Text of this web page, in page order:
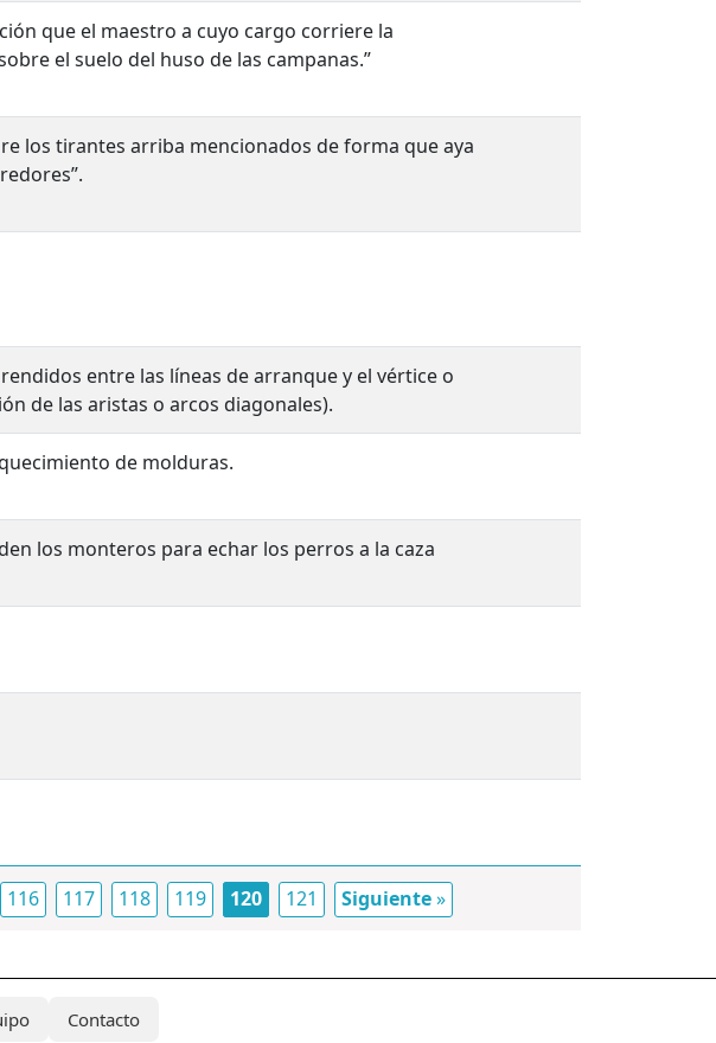
que el maestro a cuyo cargo corriere la
el suelo del huso de las campanas.”
los tirantes arriba mencionados de forma que aya
entre las líneas de arranque y el vértice o
de las aristas o arcos diagonales).
de molduras.
los monteros para echar los perros a la caza
116 117 118 119 120 121 Siguiente»
Contacto